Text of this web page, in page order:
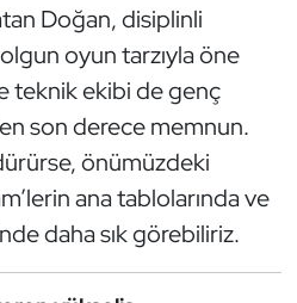
Doğan, disiplinli
oyun tarzıyla öne
teknik ekibi de genç
son derece memnun.
önümüzdeki
ana tablolarında ve
daha sık görebiliriz.